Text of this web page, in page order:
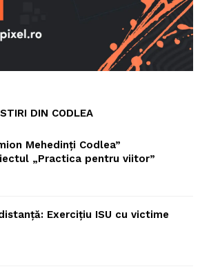
DIN CODLEA
Mehedinți Codlea”
„Practica pentru viitor”
Exercițiu ISU cu victime